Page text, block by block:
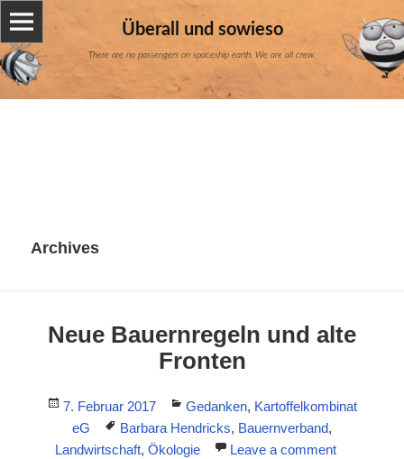
Überall und sowieso
There are no passengers on spaceship earth. We are all crew.
Archives
Neue Bauernregeln und alte
Fronten
Posted
on
7. Februar 2017 Categories
Gedanken, Kartoffelkombinat
eG
Tags
Barbara Hendricks, Bauernverband,
Landwirtschaft, Ökologie Leave a comment